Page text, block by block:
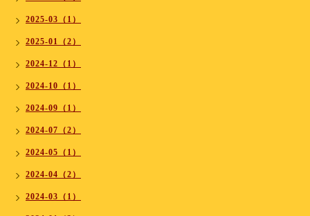
2025-03（1）
2025-01（2）
2024-12（1）
2024-10（1）
2024-09（1）
2024-07（2）
2024-05（1）
2024-04（2）
2024-03（1）